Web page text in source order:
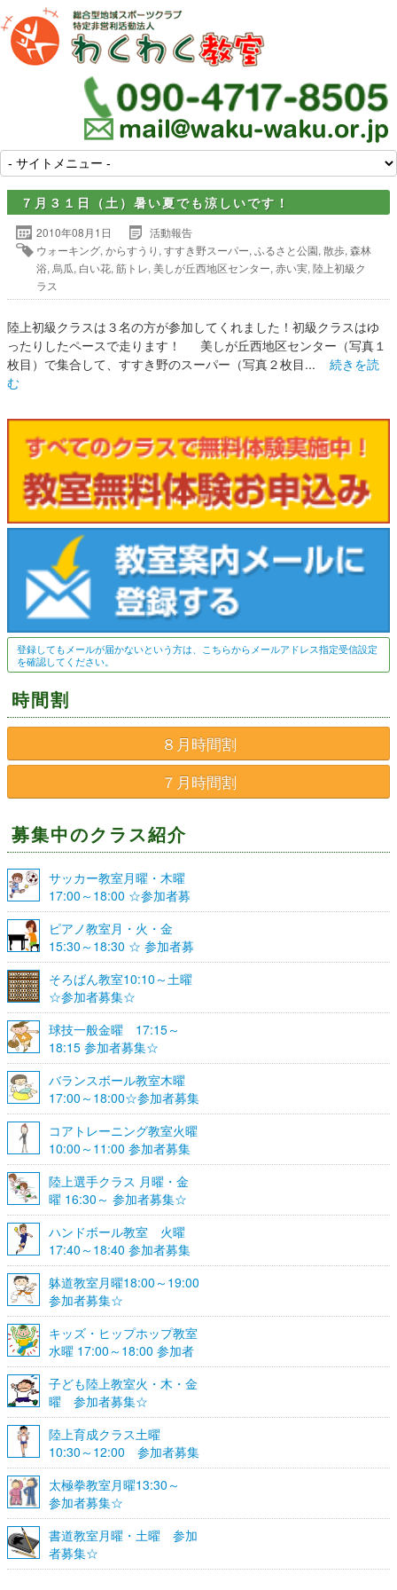
７月３１日（土）暑い夏でも涼しいです！
2010年08月1日
活動報告
ウォーキング, からすうり , すすき野スーパー, ふるさと公園, 散歩, 森林
浴, 烏瓜, 白い花, 筋トレ, 美しが丘西地区センター, 赤い実, 陸上初級ク
ラス
陸上初級クラスは３名の方が参加してくれました！初級クラスはゆ
ったりしたペースで走ります！ 美しが丘西地区センター（写真１
枚目）で集合して、すすき野のスーパー（写真２枚目... 続きを読
む
登録してもメールが届かないという方は、こちらからメールアドレス指定受信設定
を確認してください。
時間割
８月時間割
７月時間割
募集中のクラス紹介
サッカー教室月曜・木曜
17:00～18:00 ☆参加者募
集☆
ピアノ教室月・火・金
15:30～18:30 ☆ 参加者募
集☆
そろばん教室10:10～土曜
☆参加者募集☆
球技一般金曜 17:15～
18:15 参加者募集☆
バランスボール教室木曜
17:00～18:00☆参加者募集
☆
コアトレーニング教室火曜
10:00～11:00 参加者募集
陸上選手クラス 月曜・金
曜 16:30～ 参加者募集☆
ハンドボール教室 火曜
17:40～18:40 参加者募集
☆
躰道教室月曜18:00～19:00
参加者募集☆
キッズ・ヒップホップ教室
水曜 17:00～18:00 参加者
募集☆
子ども陸上教室火・木・金
曜 参加者募集☆
陸上育成クラス土曜
10:30～12:00 参加者募集
☆
太極拳教室月曜13:30～
参加者募集☆
書道教室月曜・土曜 参加
者募集☆